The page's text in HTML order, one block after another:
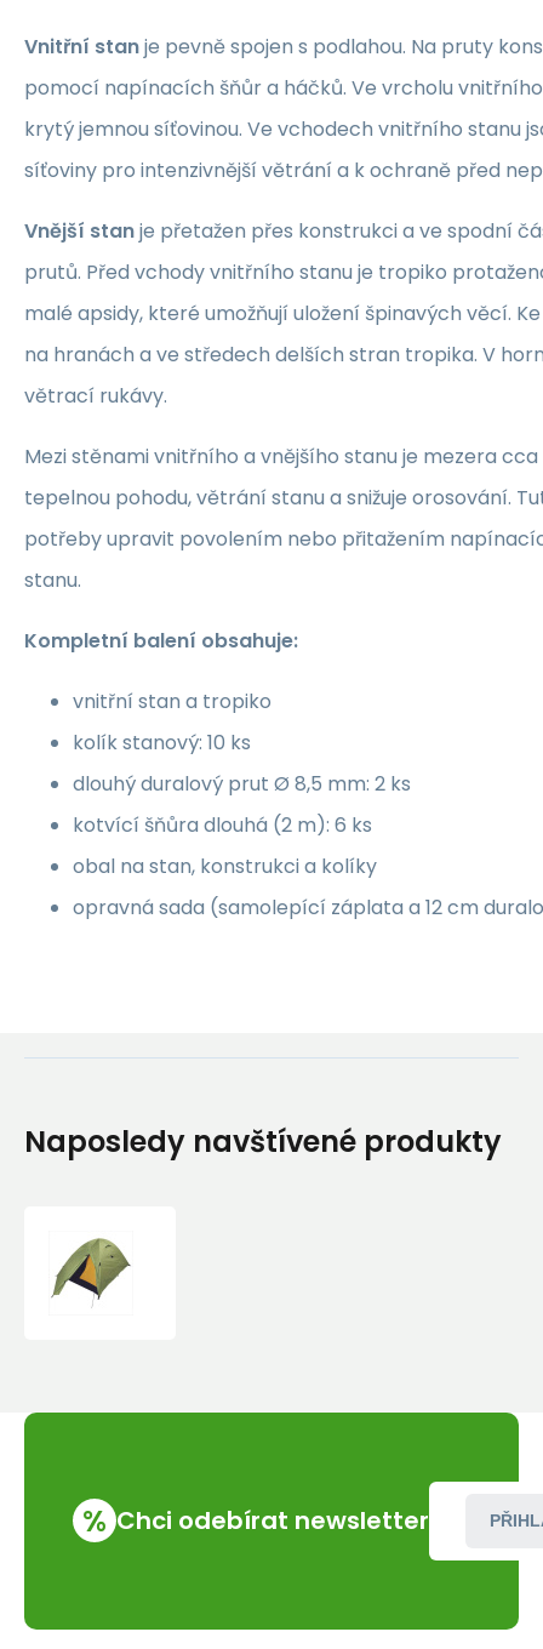
Vnitřní stanje pevně spojen s podlahou. Na pruty
pomocí napínacích šňůr a háčků. Ve vrcholu
krytý jemnou síťovinou. Ve vchodech vnitřního stanu
síťoviny pro intenzivnější větrání a k ochraně před
Vnější stanje přetažen přes konstrukci a ve spodní
prutů. Před vchody vnitřního stanu je tropiko
malé apsidy, které umožňují uložení špinavých věcí.
na hranách a ve středech delších stran tropika. V
větrací rukávy.
Mezi stěnami vnitřního a vnějšího stanu je mezera
tepelnou pohodu, větrání stanu a snižuje orosování.
potřeby upravit povolením nebo přitažením
stanu.
Kompletní balení obsahuje:
vnitřní stan a tropiko
kolík stanový: 10 ks
dlouhý duralový prut Ø 8,5 mm: 2 ks
kotvící šňůra dlouhá (2 m): 6 ks
obal na stan, konstrukci a kolíky
opravná sada (samolepící záplata a 12 cm
Naposledy navštívené produkty
% Chci odebírat newsletter